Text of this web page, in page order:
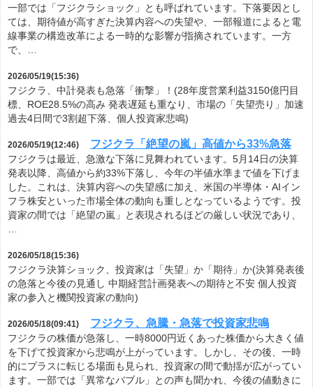
一部では「フジクラショック」とも呼ばれています。下落要因とし
ては、期待値が高すぎた決算内容への失望や、一部報道によると電
線事業の構造改革による一時的な影響が指摘されています。一方
で、…
2026/05/19(15:36)
フジクラ、中計発表も急落「衝撃」！(28年度営業利益3150億円目
標、ROE28.5%の高み 発表遅延も重なり、市場の「失望売り」加速
過去4日間で3割超下落、個人投資家悲鳴)
2026/05/19(12:46) フジクラ「絶望の嵐」高値から33%急落
フジクラは最近、急激な下落に見舞われています。5月14日の決算
発表以降、高値から約33%下落し、今年の半値水準まで値を下げま
した。これは、決算内容への失望感に加え、米国の半導体・AIイン
フラ株安といった市場全体の動向も重しとなっているようです。投
資家の間では「絶望の嵐」と表現されるほどの厳しい状況であり、
2026/05/18(15:36)
フジクラ決算ショック、投資家は「失望」か「期待」か(決算発表後
の急落と今後の見通し 中期経営計画発表への期待と不安 個人投資
家の参入と機関投資家の動向)
2026/05/18(09:41) フジクラ、急騰・急落で投資家悲鳴
フジクラの株価が急落し、一時8000円近くあった株価から大きく値
を下げて投資家から悲鳴が上がっています。しかし、その後、一時
的にプラスに転じる場面も見られ、投資家の間で動揺が広がってい
ます。一部では「異常なバブル」との声も聞かれ、今後の値動きに